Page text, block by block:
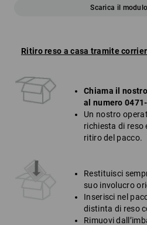
Scarica il
Ritiro reso a casa tramite
Chiama il
al numero
Un nostro
richiesta di reso
ritiro del pacco.
Restituisci
suo involucro
Inserisci nel
distinta di reso
Rimuovi